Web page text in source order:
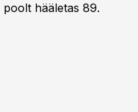
hääletas 89.